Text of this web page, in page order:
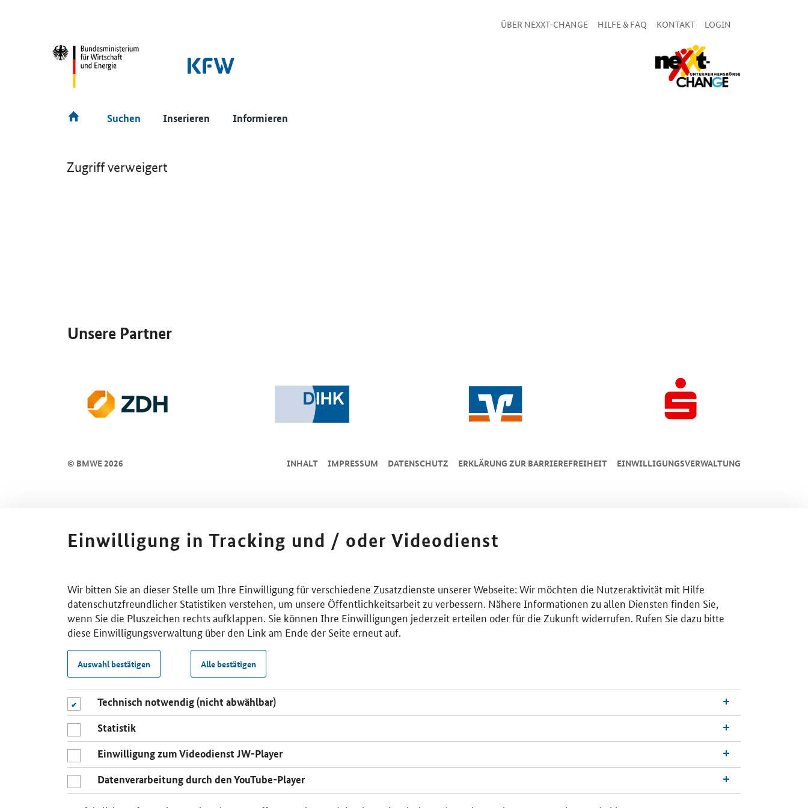
ÜBER NEXXT-CHANGE HILFE & FAQ KONTAKT LOGIN
Suchen Inserieren Informieren
Zugriff verweigert
Unsere Partner
© BMWE 2026 INHALT IMPRESSUM DA­TEN­SCHUTZ ERKLÄRUNG ZUR BARRIEREFREIHEIT EINWILLIGUNGSVERWALTUNG
Einwilligung in Tracking und / oder Videodienst
Wir bitten Sie an dieser Stelle um Ihre Einwilligung für verschiedene Zusatzdienste unserer Webseite: Wir möchten die Nutzeraktivität mit Hilfe
datenschutzfreundlicher Statistiken verstehen, um unsere Öffentlichkeitsarbeit zu verbessern. Nähere Informationen zu allen Diensten finden Sie,
wenn Sie die Pluszeichen rechts aufklappen. Sie können Ihre Einwilligungen jederzeit erteilen oder für die Zukunft widerrufen. Rufen Sie dazu bitte
diese Einwilligungsverwaltung über den Link am Ende der Seite erneut auf.
Auswahl bestätigen Alle bestätigen
Technisch notwendig (nicht abwählbar)
Statistik
Einwilligung zum Videodienst JW-Player
Datenverarbeitung durch den YouTube-Player